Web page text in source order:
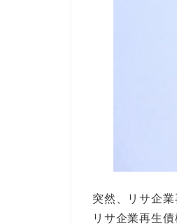
突然、リサ企
リサ企業再生